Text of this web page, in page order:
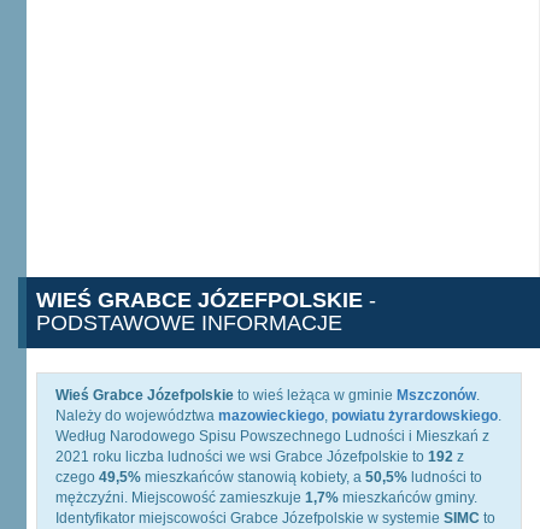
WIEŚ GRABCE JÓZEFPOLSKIE -
PODSTAWOWE INFORMACJE
Wieś Grabce Józefpolskie to wieś leżąca w gminie Mszczonów.
Należy do województwa mazowieckiego, powiatu żyrardowskiego.
Według Narodowego Spisu Powszechnego Ludności i Mieszkań z
2021 roku liczba ludności we wsi Grabce Józefpolskie to 192 z
czego 49,5% mieszkańców stanowią kobiety, a 50,5% ludności to
mężczyźni. Miejscowość zamieszkuje 1,7% mieszkańców gminy.
Identyfikator miejscowości Grabce Józefpolskie w systemie SIMC to